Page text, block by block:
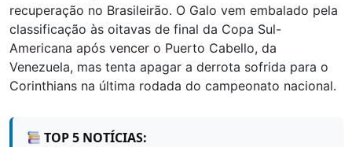
recuperação no Brasileirão. O Galo vem embalado pela
classificação às oitavas de final da Copa Sul-
Americana após vencer o Puerto Cabello, da
Venezuela, mas tenta apagar a derrota sofrida para o
Corinthians na última rodada do campeonato nacional.
TOP 5 NOTÍCIAS: